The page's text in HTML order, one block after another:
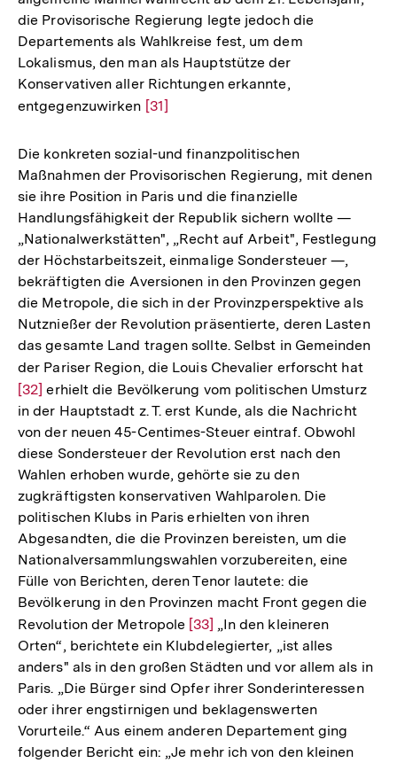
die Provisorische Regierung legte jedoch die
Departements als Wahlkreise fest, um dem
Lokalismus, den man als Hauptstütze der
Konservativen aller Richtungen erkannte,
entgegenzuwirken Zur
der
Fußnote
[31]
Die konkreten sozial-und finanzpolitischen
Maßnahmen der Provisorischen Regierung, mit denen
sie ihre Position in Paris und die finanzielle
Handlungsfähigkeit der Republik sichern wollte —
„Nationalwerkstätten", „Recht auf Arbeit", Festlegung
der Höchstarbeitszeit, einmalige Sondersteuer —,
bekräftigten die Aversionen in den Provinzen gegen
die Metropole, die sich in der Provinzperspektive als
Nutznießer der Revolution präsentierte, deren Lasten
das gesamte Land tragen sollte. Selbst in Gemeinden
der Pariser Region, die Louis Chevalier erforscht hatZur
[32] erhielt die Bevölkerung vom politischen Umsturz
in der Hauptstadt z. T. erst Kunde, als die Nachricht
von der neuen 45-Centimes-Steuer eintraf. Obwohl
diese Sondersteuer der Revolution erst nach den
Wahlen erhoben wurde, gehörte sie zu den
zugkräftigsten konservativen Wahlparolen. Die
politischen Klubs in Paris erhielten von ihren
Abgesandten, die die Provinzen bereisten, um die
Nationalversammlungswahlen vorzubereiten, eine
Fülle von Berichten, deren Tenor lautete: die
Bevölkerung in den Provinzen macht Front gegen die
Revolution der Metropole Zur
Auflösung
der
Fußnote
[33] „In den kleineren
Orten“, berichtete ein Klubdelegierter, „ist alles
anders" als in den großen Städten und vor allem als in
Paris. „Die Bürger sind Opfer ihrer Sonderinteressen
oder ihrer engstirnigen und beklagenswerten
Vorurteile.“ Aus einem anderen Departement ging
folgender Bericht ein: „Je mehr ich von den kleinen